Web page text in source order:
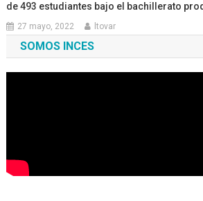
de 493 estudiantes bajo el bachillerato
27 mayo, 2022 ltovar
SOMOS INCES